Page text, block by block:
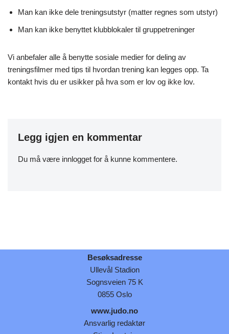
Man kan ikke dele treningsutstyr (matter regnes som utstyr)
Man kan ikke benyttet klubblokaler til gruppetreninger
Vi anbefaler alle å benytte sosiale medier for deling av
treningsfilmer med tips til hvordan trening kan legges opp. Ta
kontakt hvis du er usikker på hva som er lov og ikke lov.
Legg igjen en kommentar
Du må være innlogget for å kunne kommentere.
Besøksadresse
Ullevål Stadion
Sognsveien 75 K
0855 Oslo
www.judo.no
Ansvarlig redaktør